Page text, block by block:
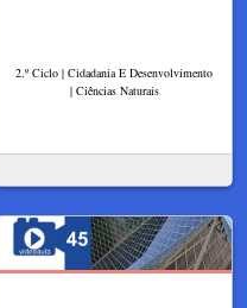
2.º Ciclo | Cidadania E Desenvolvimento
| Ciências Naturais